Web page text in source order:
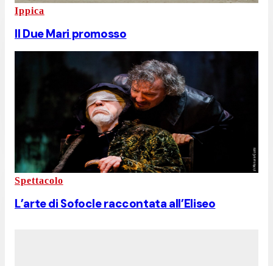
Ippica
Il Due Mari promosso
Spettacolo
L’arte di Sofocle raccontata all’Eliseo